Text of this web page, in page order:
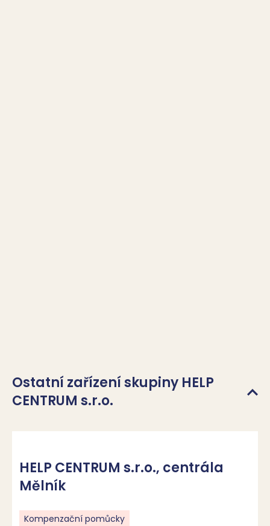
Ostatní zařízení skupiny HELP
CENTRUM s.r.o.
HELP CENTRUM s.r.o., centrála
Mělník
Kompenzační pomůcky